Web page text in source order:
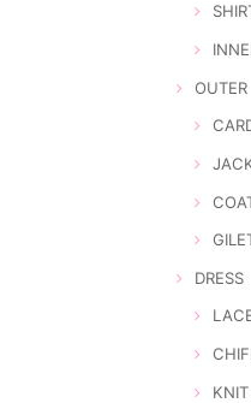
OUTER
DRESS
KNIT